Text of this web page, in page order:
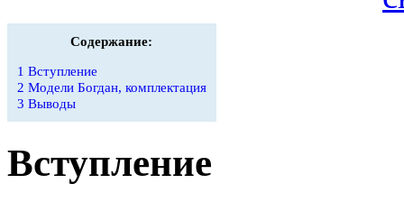
Содержание:
1 Вступление
2 Модели Богдан, комплектация
3 Выводы
Вступление